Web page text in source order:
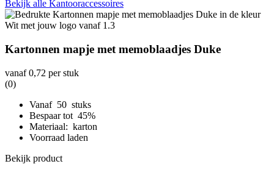
Bekijk alle Kantooraccessoires
Kartonnen mapje met memoblaadjes Duke
vanaf0,72 per stuk
(0)
Vanaf 50 stuks
Bespaar tot 45%
Materiaal: karton
Voorraad laden
Bekijk product